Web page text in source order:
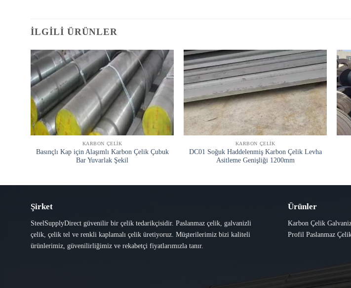
İLGILI ÜRÜNLER
KARBON ÇELIK
Basınçlı Kap için Alaşımlı Karbon Çelik Çubuk
Bar Yuvarlak Şekil
KARBON ÇELIK
DC01 Soğuk Haddelenmiş Karbon Çelik Levha
Asitleme Genişliği 1200mm
Şirket
SteelSupplyDirect güvenilir bir çelik tedarikçisidir. Paslanmaz çelik, galvanizli
çelik, çelik tel ve renkli kaplamalı çelik üretiyoruz. Müşterilerimiz bizi kaliteli
ürünlerimiz, güvenilirliğimiz ve rekabetçi fiyatlarımızla tanır.
Ürünler
Karbon Çelik
Profil Paslanmaz